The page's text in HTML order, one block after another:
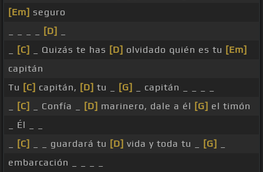
[Em] seguro
[D]
[C] _ Quizás te has [D] olvidado quién es tu [Em]
capitán
Tu [C] capitán, [D] tu _ [G]
_ capitán _ _ _ _
[C] _ Confía _ [D] marinero, dale a él [G] el timón
_ Él _ _
[C] _ _ guardará tu [D] vida y toda tu _ [G]
embarcación _ _ _ _